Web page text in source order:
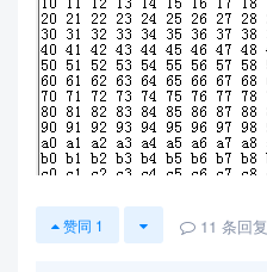
赞同 1 11 条回复